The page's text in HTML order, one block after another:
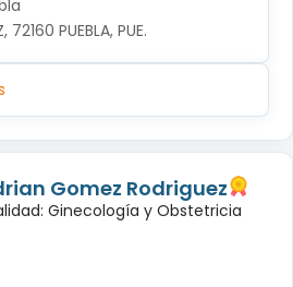
PUEBLA, PUE.
Gomez Rodriguez
Ginecología y Obstetricia